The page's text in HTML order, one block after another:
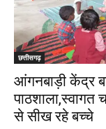
छत्तीसगढ़
आंगनबाड़ी केंद्र
पाठशाला,स्वागत
से सीख रहे बच्चे